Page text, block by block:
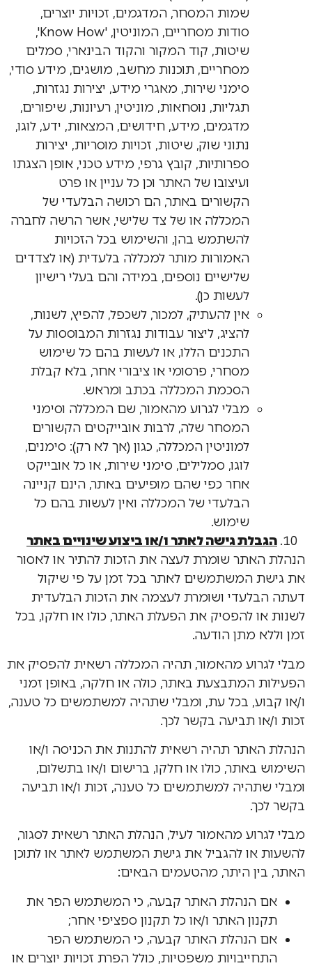
שמות המסחר, המדגמים, זכויות יוצרים,
סודות מסחריים, המוניטין, 'Know How',
שיטות, קוד המקור והקוד הבינארי, סמלים
מסחריים, תוכנות מחשב, מושגים, מידע סודי,
סימני שירות, מאגרי מידע, יצירות נגזרות,
תגליות, נוסחאות, מוניטין, רעיונות, שיפורים,
מדגמים, מידע, חידושים, המצאות, ידע, לוגו,
נתוני שוק, שיטות, זכויות מוסריות, יצירות
ספרותיות, קובץ גרפי, מידע טכני, אופן הצגתו
ועיצובו של האתר וכן כל עניין או פרט
הקשורים באתר, הם רכושה הבלעדי של
המכללה או של צד שלישי, אשר הרשה לחברה
להשתמש בהן, והשימוש בכל הזכויות
האמורות מותר למכללה בלעדית (או לצדדים
שלישיים נוספים, במידה והם בעלי רישיון
לעשות כן).
אין להעתיק, למכור, לשכפל, להפיץ, לשנות,
להציג, ליצור עבודות נגזרות המבוססות על
התכנים הללו, או לעשות בהם כל שימוש
מסחרי, פרסומי או ציבורי אחר, בלא קבלת
הסכמת המכללה בכתב ומראש.
מבלי לגרוע מהאמור, שם המכללה וסימני
המסחר שלה, לרבות אובייקטים הקשורים
למוניטין המכללה, כגון (אך לא רק): סימנים,
לוגו, סמלילים, סימני שירות, או כל אובייקט
אחר כפי שהם מופיעים באתר, הינם קניינה
הבלעדי של המכללה ואין לעשות בהם כל
שימוש.
הגבלת גישה לאתר ו/או ביצוע שינויים באתר
הנהלת האתר שומרת לעצה את הזכות להתיר או לאסור
את גישת המשתמשים לאתר בכל זמן על פי שיקול
דעתה הבלעדי ושומרת לעצמה את הזכות הבלעדית
לשנות או להפסיק את הפעלת האתר, כולו או חלקו, בכל
זמן וללא מתן הודעה.
מבלי לגרוע מהאמור, תהיה המכללה רשאית להפסיק את
הפעילות המתבצעת באתר, כולה או חלקה, באופן זמני
ו/או קבוע, בכל עת, ומבלי שתהיה למשתמשים כל טענה,
זכות ו/או תביעה בקשר לכך.
הנהלת האתר תהיה רשאית להתנות את הכניסה ו/או
השימוש באתר, כולו או חלקו, ברישום ו/או בתשלום,
ומבלי שתהיה למשתמשים כל טענה, זכות ו/או תביעה
בקשר לכך.
מבלי לגרוע מהאמור לעיל, הנהלת האתר רשאית לסגור,
להשעות או להגביל את גישת המשתמש לאתר או לתוכן
האתר, בין היתר, מהטעמים הבאים:
אם הנהלת האתר קבעה, כי המשתמש הפר את
תקנון האתר ו/או כל תקנון ספציפי אחר;
אם הנהלת האתר קבעה, כי המשתמש הפר
התחייבויות משפטיות, כולל הפרת זכויות יוצרים או